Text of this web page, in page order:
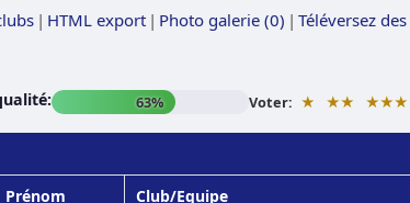
| HTML export | Photo galerie (0) | Téléversez
63% Voter: ★ ★★ ★★★
Prénom Club/Equipe